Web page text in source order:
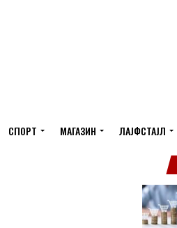
СПОРТ МАГАЗИН ЛАЈФСТАЈЛ